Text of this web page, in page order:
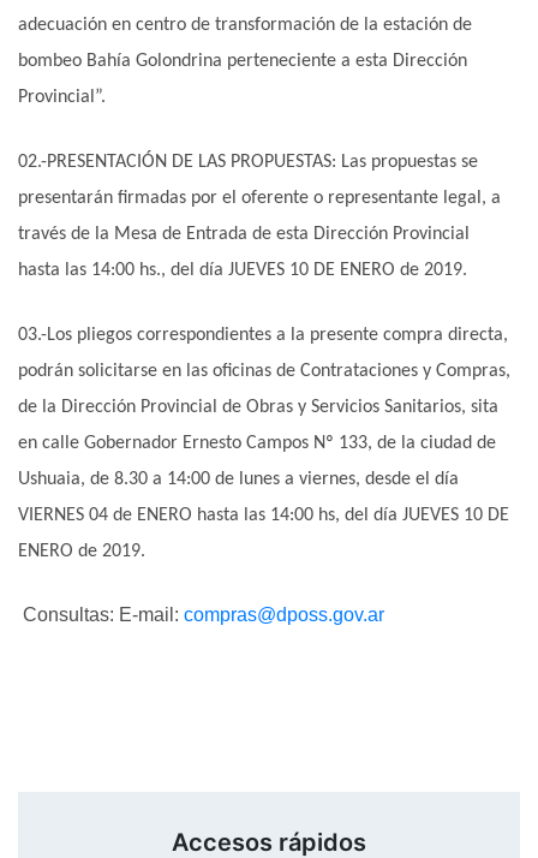
adecuación en centro de transformación de la estación de
bombeo Bahía Golondrina perteneciente a esta Dirección
Provincial”.
02.-PRESENTACIÓN DE LAS PROPUESTAS: Las propuestas se
presentarán firmadas por el oferente o representante legal, a
través de la Mesa de Entrada de esta Dirección Provincial
hasta las 14:00 hs., del día JUEVES 10 DE ENERO de 2019.
03.-Los pliegos correspondientes a la presente compra directa,
podrán solicitarse en las oficinas de Contrataciones y Compras,
de la Dirección Provincial de Obras y Servicios Sanitarios, sita
en calle Gobernador Ernesto Campos Nº 133, de la ciudad de
Ushuaia, de 8.30 a 14:00 de lunes a viernes, desde el día
VIERNES 04 de ENERO hasta las 14:00 hs, del día JUEVES 10 DE
ENERO de 2019.
Consultas: E-mail: compras@dposs.gov.ar
Accesos rápidos